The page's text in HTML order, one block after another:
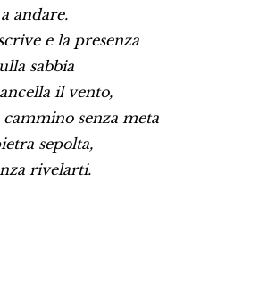
andare.
e la presenza
sabbia
il vento,
senza meta
sepolta,
rivelarti.